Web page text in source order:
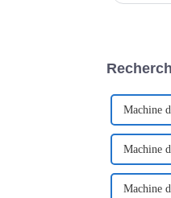
Machine
Machine
Machine